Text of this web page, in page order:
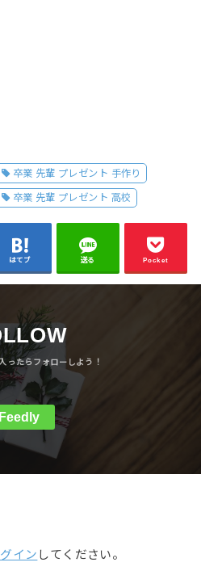
卒業 先輩 プレゼント 手作り
卒業 先輩 プレゼント 高校
はてブ 送る Pocket
Feedly
イン してください。